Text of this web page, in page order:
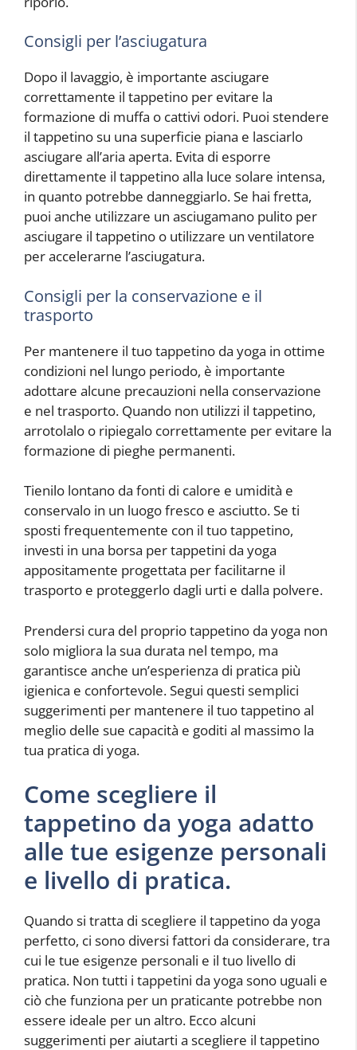
Consigli per l’asciugatura
Dopo il lavaggio, è importante asciugare
correttamente il tappetino per evitare la
formazione di muffa o cattivi odori. Puoi stendere
il tappetino su una superficie piana e lasciarlo
asciugare all’aria aperta. Evita di esporre
direttamente il tappetino alla luce solare intensa,
in quanto potrebbe danneggiarlo. Se hai fretta,
puoi anche utilizzare un asciugamano pulito per
asciugare il tappetino o utilizzare un ventilatore
per accelerarne l’asciugatura.
Consigli per la conservazione e il
trasporto
Per mantenere il tuo tappetino da yoga in ottime
condizioni nel lungo periodo, è importante
adottare alcune precauzioni nella conservazione
e nel trasporto. Quando non utilizzi il tappetino,
arrotolalo o ripiegalo correttamente per evitare la
formazione di pieghe permanenti.
Tienilo lontano da fonti di calore e umidità e
conservalo in un luogo fresco e asciutto. Se ti
sposti frequentemente con il tuo tappetino,
investi in una borsa per tappetini da yoga
appositamente progettata per facilitarne il
trasporto e proteggerlo dagli urti e dalla polvere.
Prendersi cura del proprio tappetino da yoga non
solo migliora la sua durata nel tempo, ma
garantisce anche un’esperienza di pratica più
igienica e confortevole. Segui questi semplici
suggerimenti per mantenere il tuo tappetino al
meglio delle sue capacità e goditi al massimo la
tua pratica di yoga.
Come scegliere il
tappetino da yoga adatto
alle tue esigenze personali
e livello di pratica.
Quando si tratta di scegliere il tappetino da yoga
perfetto, ci sono diversi fattori da considerare, tra
cui le tue esigenze personali e il tuo livello di
pratica. Non tutti i tappetini da yoga sono uguali e
ciò che funziona per un praticante potrebbe non
essere ideale per un altro. Ecco alcuni
suggerimenti per aiutarti a scegliere il tappetino